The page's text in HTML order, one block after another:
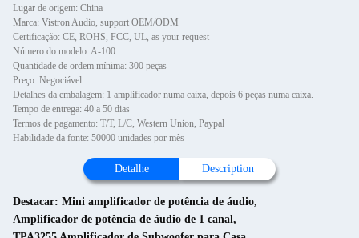
Lugar de origem: China
Marca: Vistron Audio, support OEM/ODM
Certificação: CE, ROHS, FCC, UL, as your request
Número do modelo: A-100
Quantidade de ordem mínima: 300 peças
Preço: Negociável
Detalhes da embalagem: 1 amplificador numa caixa, depois 6 peças numa caixa.
Tempo de entrega: 40 a 50 dias
Termos de pagamento: T/T, L/C, Western Union, Paypal
Habilidade da fonte: 50000 unidades por mês
Detalhe Description
Destacar: Mini amplificador de potência de áudio,
Amplificador de potência de áudio de 1 canal,